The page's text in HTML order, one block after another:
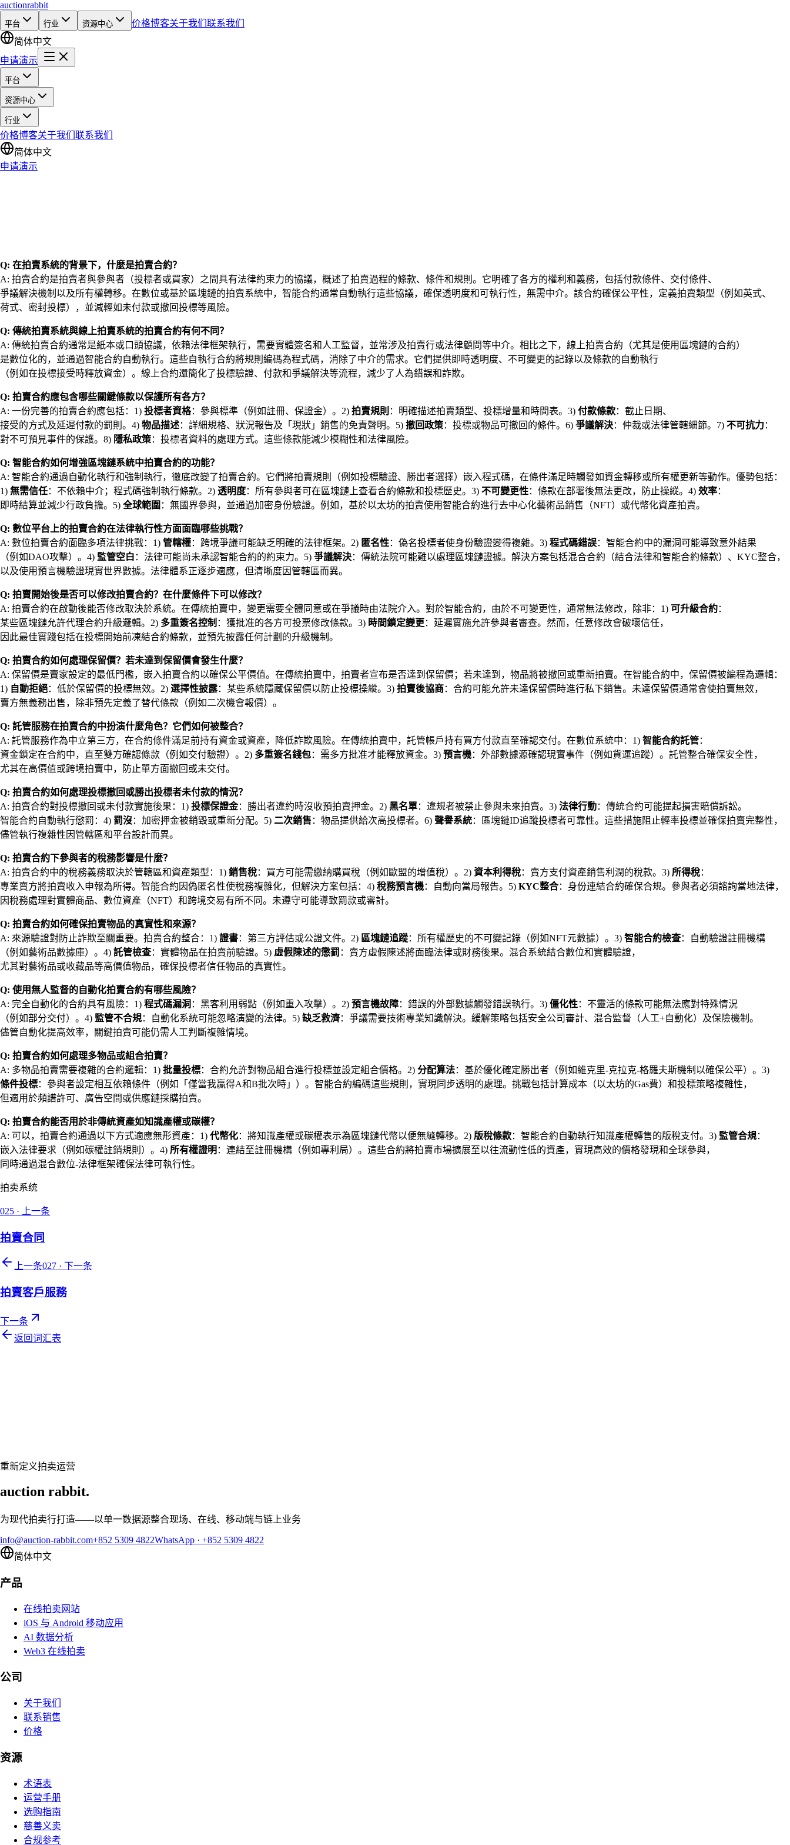
auctionrabbit
平台 行业 资源中心 价格博客关于我们 联系我们
简体中文
申请演示
平台
资源中心
行业
价格博客关于我们 联系我们
简体中文
申请演示
Q: 在拍賣系統的背景下，什麼是拍賣合約？
A: 拍賣合約是拍賣者與參與者（投標者或買家）之間具有法律約束力的協議，概述了拍賣過程的條款、條件和規則。它明確了各方的權利和義務，包括付款條件、交付條件、
爭議解決機制以及所有權轉移。在數位或基於區塊鏈的拍賣系統中，智能合約通常自動執行這些協議，確保透明度和可執行性，無需中介。該合約確保公平性，定義拍賣類型（例如英式、
荷式、密封投標），並減輕如未付款或撤回投標等風險。
Q: 傳統拍賣系統與線上拍賣系統的拍賣合約有何不同？
A: 傳統拍賣合約通常是紙本或口頭協議，依賴法律框架執行，需要實體簽名和人工監督，並常涉及拍賣行或法律顧問等中介。相比之下，線上拍賣合約（尤其是使用區塊鏈的合約）
是數位化的，並通過智能合約自動執行。這些自執行合約將規則編碼為程式碼，消除了中介的需求。它們提供即時透明度、不可變更的記錄以及條款的自動執行
（例如在投標接受時釋放資金）。線上合約還簡化了投標驗證、付款和爭議解決等流程，減少了人為錯誤和詐欺。
Q: 拍賣合約應包含哪些關鍵條款以保護所有各方？
A: 一份完善的拍賣合約應包括：1) 投標者資格：參與標準（例如註冊、保證金）。2) 拍賣規則 ：明確描述拍賣類型、投標增量和時間表。3) 付款條款：截止日期、
接受的方式及延遲付款的罰則。4) 物品描述：詳細規格、狀況報告及「現狀」銷售的免責聲明。5) 撤回政策：投標或物品可撤回的條件。6) 爭議解決：仲裁或法律管轄細節。7) 不可抗力：
對不可預見事件的保護。8) 隱私政策：投標者資料的處理方式。這些條款能減少模糊性和法律風險。
Q: 智能合約如何增強區塊鏈系統中拍賣合約的功能？
A: 智能合約通過自動化執行和強制執行，徹底改變了拍賣合約。它們將拍賣規則（例如投標驗證、勝出者選擇）嵌入程式碼，在條件滿足時觸發如資金轉移或所有權更新等動作。優勢包括：
1) 無需信任：不依賴中介；程式碼強制執行條款。2) 透明度：所有參與者可在區塊鏈上查看合約條款和投標歷史。3) 不可變更性：條款在部署後無法更改，防止操縱。4) 效率：
即時結算並減少行政負擔。5) 全球範圍 ：無國界參與，並通過加密身份驗證。例如，基於以太坊的拍賣使用智能合約進行去中心化藝術品銷售（NFT）或代幣化資產拍賣。
Q: 數位平台上的拍賣合約在法律執行性方面面臨哪些挑戰？
A: 數位拍賣合約面臨多項法律挑戰：1) 管轄權：跨境爭議可能缺乏明確的法律框架。2) 匿名性：偽名投標者使身份驗證變得複雜。3) 程式碼錯誤：智能合約中的漏洞可能導致意外結果
（例如DAO攻擊）。4) 監管空白 ：法律可能尚未承認智能合約的約束力。5) 爭議解決：傳統法院可能難以處理區塊鏈證據。解決方案包括混合合約（結合法律和智能合約條款）、KYC整合，
以及使用預言機驗證現實世界數據。法律體系正逐步適應，但清晰度因管轄區而異。
Q: 拍賣開始後是否可以修改拍賣合約？在什麼條件下可以修改？
A: 拍賣合約在啟動後能否修改取決於系統。在傳統拍賣中，變更需要全體同意或在爭議時由法院介入。對於智能合約，由於不可變更性，通常無法修改，除非：1) 可升級合約：
某些區塊鏈允許代理合約升級邏輯。2) 多重簽名控制 ：獲批准的各方可投票修改條款。3) 時間鎖定變更 ：延遲實施允許參與者審查。然而，任意修改會破壞信任，
因此最佳實踐包括在投標開始前凍結合約條款，並預先披露任何計劃的升級機制。
Q: 拍賣合約如何處理保留價？若未達到保留價會發生什麼？
A: 保留價是賣家設定的最低門檻，嵌入拍賣合約以確保公平價值。在傳統拍賣中，拍賣者宣布是否達到保留價；若未達到，物品將被撤回或重新拍賣。在智能合約中，保留價被編程為邏輯：
1) 自動拒絕：低於保留價的投標無效。2) 選擇性披露：某些系統隱藏保留價以防止投標操縱。3) 拍賣後協商：合約可能允許未達保留價時進行私下銷售。未達保留價通常會使拍賣無效，
賣方無義務出售，除非預先定義了替代條款（例如二次機會報價）。
Q: 託管服務在拍賣合約中扮演什麼角色？它們如何被整合？
A: 託管服務作為中立第三方，在合約條件滿足前持有資金或資產，降低詐欺風險。在傳統拍賣中，託管帳戶持有買方付款直至確認交付。在數位系統中：1) 智能合約託管：
資金鎖定在合約中，直至雙方確認條款（例如交付驗證）。2) 多重簽名錢包：需多方批准才能釋放資金。3) 預言機：外部數據源確認現實事件（例如貨運追蹤）。託管整合確保安全性，
尤其在高價值或跨境拍賣中，防止單方面撤回或未交付。
Q: 拍賣合約如何處理投標撤回或勝出投標者未付款的情況？
A: 拍賣合約對投標撤回或未付款實施後果：1) 投標保證金：勝出者違約時沒收預拍賣押金。2) 黑名單：違規者被禁止參與未來拍賣。3) 法律行動：傳統合約可能提起損害賠償訴訟。
智能合約自動執行懲罰：4) 罰沒 ：加密押金被銷毀或重新分配。5) 二次銷售 ：物品提供給次高投標者。6) 聲譽系統：區塊鏈ID追蹤投標者可靠性。這些措施阻止輕率投標並確保拍賣完整性，
儘管執行複雜性因管轄區和平台設計而異。
Q: 拍賣合約下參與者的稅務影響是什麼？
A: 拍賣合約中的稅務義務取決於管轄區和資產類型：1) 銷售稅：買方可能需繳納購買稅（例如歐盟的增值稅）。2) 資本利得稅：賣方支付資產銷售利潤的稅款。3) 所得稅：
專業賣方將拍賣收入申報為所得。智能合約因偽匿名性使稅務複雜化，但解決方案包括：4) 稅務預言機：自動向當局報告。5) KYC整合：身份連結合約確保合規。參與者必須諮詢當地法律，
因稅務處理對實體商品、數位資產（NFT）和跨境交易有所不同。未遵守可能導致罰款或審計。
Q: 拍賣合約如何確保拍賣物品的真實性和來源？
A: 來源驗證對防止詐欺至關重要。拍賣合約整合：1) 證書：第三方評估或公證文件。2) 區塊鏈追蹤：所有權歷史的不可變記錄（例如NFT元數據）。3) 智能合約檢查：自動驗證註冊機構
（例如藝術品數據庫）。4) 託管檢查：實體物品在拍賣前驗證。5) 虛假陳述的懲罰 ：賣方虛假陳述將面臨法律或財務後果。混合系統結合數位和實體驗證，
尤其對藝術品或收藏品等高價值物品，確保投標者信任物品的真實性。
Q: 使用無人監督的自動化拍賣合約有哪些風險？
A: 完全自動化的合約具有風險：1) 程式碼漏洞 ：黑客利用弱點（例如重入攻擊）。2) 預言機故障：錯誤的外部數據觸發錯誤執行。3) 僵化性：不靈活的條款可能無法應對特殊情況
（例如部分交付）。4) 監管不合規：自動化系統可能忽略演變的法律。5) 缺乏救濟：爭議需要技術專業知識解決。緩解策略包括安全公司審計、混合監督（人工+自動化）及保險機制。
儘管自動化提高效率，關鍵拍賣可能仍需人工判斷複雜情境。
Q: 拍賣合約如何處理多物品或組合拍賣？
A: 多物品拍賣需要複雜的合約邏輯：1) 批量投標：合約允許對物品組合進行投標並設定組合價格。2) 分配算法：基於優化確定勝出者（例如維克里-克拉克-格羅夫斯機制以確保公平）。3)
條件投標：參與者設定相互依賴條件（例如「僅當我贏得A和B批次時」）。智能合約編碼這些規則，實現同步透明的處理。挑戰包括計算成本（以太坊的Gas費）和投標策略複雜性，
但適用於頻譜許可、廣告空間或供應鏈採購拍賣。
Q: 拍賣合約能否用於非傳統資產如知識產權或碳權？
A: 可以，拍賣合約通過以下方式適應無形資產：1) 代幣化：將知識產權或碳權表示為區塊鏈代幣以便無縫轉移。2) 版稅條款：智能合約自動執行知識產權轉售的版稅支付。3) 監管合規：
嵌入法律要求（例如碳權註銷規則）。4) 所有權證明 ：連結至註冊機構（例如專利局）。這些合約將拍賣市場擴展至以往流動性低的資產，實現高效的價格發現和全球參與，
同時通過混合數位-法律框架確保法律可執行性。
拍卖系统
025 · 上一条
拍賣合同
上一条027 · 下一条
拍賣客戶服務
下一条
返回词汇表
重新定义拍卖运营
auction rabbit.
为现代拍卖行打造——以单一数据源整合现场、在线、移动端与链上业务
info@auction-rabbit.com+852 5309 4822WhatsApp · +852 5309 4822
简体中文
产品
在线拍卖网站
iOS 与 Android 移动应用
AI 数据分析
Web3 在线拍卖
公司
关于我们
联系销售
价格
资源
术语表
运营手册
选购指南
慈善义卖
合规参考